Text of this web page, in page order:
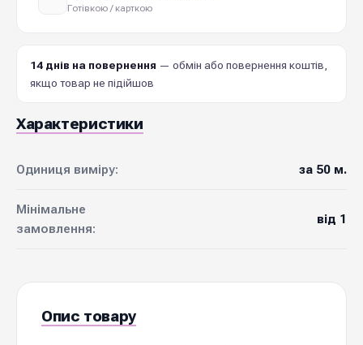
Готівкою / карткою
14 днів на повернення — обмін або повернення коштів,
якщо товар не підійшов
Характеристики
Одиниця виміру: за 50 м.
Мінімальне
замовлення:
від 1
Опис товару